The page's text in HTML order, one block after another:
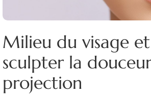
Milieu du visage
sculpter la
projection